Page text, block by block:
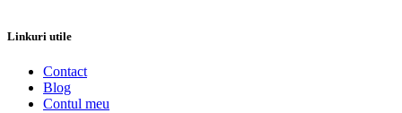
Linkuri utile
Contact
Blog
Contul meu